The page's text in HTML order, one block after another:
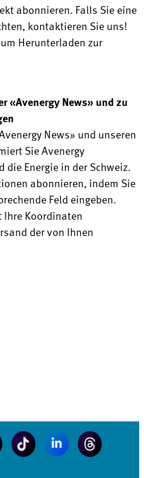
abonnieren. Falls Sie eine
kontaktieren Sie uns!
Herunterladen zur
«Avenergy News» und zu
News» und unseren
Sie Avenergy
die Energie in der Schweiz.
abonnieren, indem Sie
Feld eingeben.
Ihre Koordinaten
der von Ihnen